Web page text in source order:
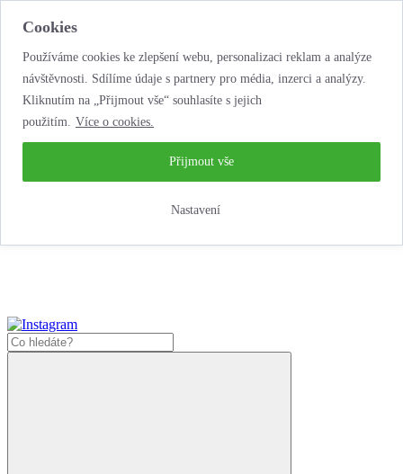
Cookies
Používáme cookies ke zlepšení webu, personalizaci reklam a analýze
návštěvnosti. Sdílíme údaje s partnery pro média, inzerci a analýzy.
Kliknutím na „Přijmout vše“ souhlasíte s jejich
použitím. Více o cookies.
Nastavení
Přijmout vše
...neobyčejná jízda životem!